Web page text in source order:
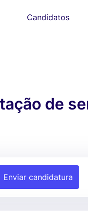
Candidatos
de
Enviar candidatura